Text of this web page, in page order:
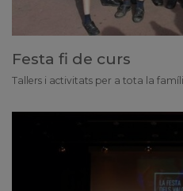
Festa fi de curs
Tallers i activitats per a tota la